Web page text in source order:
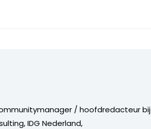
/ hoofdredacteur bij
IDG Nederland,